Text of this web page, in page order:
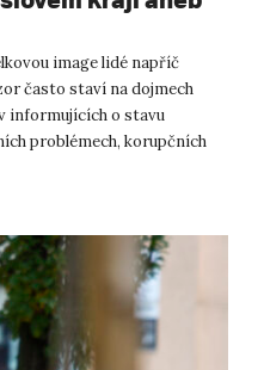
image lidé napříč
často staví na dojmech
informujících o stavu
problémech, korupčních